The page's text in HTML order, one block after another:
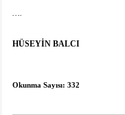
….
HÜSEYİN BALCI
Okunma Sayısı: 332